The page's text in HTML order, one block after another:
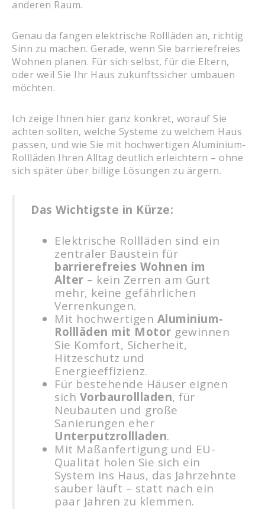
anderen Raum.
Genau da fangen elektrische Rollläden an, richtig
Sinn zu machen. Gerade, wenn Sie barrierefreies
Wohnen planen. Für sich selbst, für die Eltern,
oder weil Sie Ihr Haus zukunftssicher umbauen
möchten.
Ich zeige Ihnen hier ganz konkret, worauf Sie
achten sollten, welche Systeme zu welchem Haus
passen, und wie Sie mit hochwertigen Aluminium-
Rollläden Ihren Alltag deutlich erleichtern – ohne
sich später über billige Lösungen zu ärgern.
Das Wichtigste in Kürze:
Elektrische Rollläden sind ein
zentraler Baustein für
barrierefreies Wohnen im
Alter – kein Zerren am Gurt
mehr, keine gefährlichen
Verrenkungen.
Mit hochwertigen Aluminium-
Rollläden mit Motor gewinnen
Sie Komfort, Sicherheit,
Hitzeschutz und
Energieeffizienz.
Für bestehende Häuser eignen
sich Vorbaurollladen, für
Neubauten und große
Sanierungen eher
Unterputzrollladen.
Mit Maßanfertigung und EU-
Qualität holen Sie sich ein
System ins Haus, das Jahrzehnte
sauber läuft – statt nach ein
paar Jahren zu klemmen.